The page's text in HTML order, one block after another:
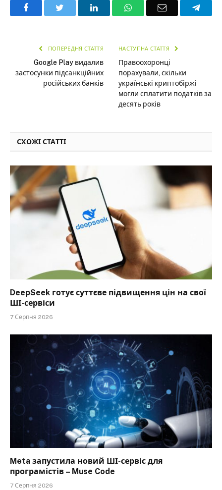
Facebook LinkedInWhatsAppEmail
ПОПЕРЕДНЯ СТАТТЯ
Google Play видалив
застосунки підсанкційних
російських банків
НАСТУПНА СТАТТЯ
Правоохоронці
порахували, скільки
українські криптобіржі
могли сплатити податків за
десять років
СХОЖІ СТАТТІ
DeepSeek готує суттєве підвищення цін на свої
ШІ-сервіси
7 Серпня 2026
Meta запустила новий ШІ-сервіс для
програмістів – Muse Code
7 Серпня 2026